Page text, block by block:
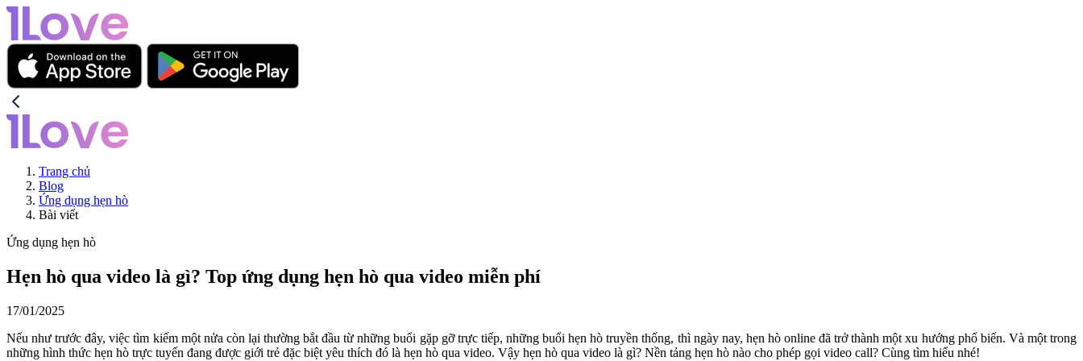
Trang chủ
Blog
Ứng dụng hẹn hò
Bài viết
Ứng dụng hẹn hò
Hẹn hò qua video là gì? Top ứng dụng hẹn hò qua video miễn phí
17/01/2025
Nếu như trước đây, việc tìm kiếm một nửa còn lại thường bắt đầu từ những buổi gặp gỡ trực tiếp, những buổi hẹn hò truyền thống, thì ngày nay, hẹn hò online đã trở thành một xu hướng phổ biến. Và một trong
những hình thức hẹn hò trực tuyến đang được giới trẻ đặc biệt yêu thích đó là hẹn hò qua video. Vậy hẹn hò qua video là gì? Nền tảng hẹn hò nào cho phép gọi video call? Cùng tìm hiểu nhé!